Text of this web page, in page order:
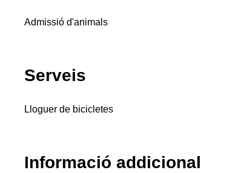
Admissió d'animals
Serveis
Lloguer de bicicletes
Informació addicional